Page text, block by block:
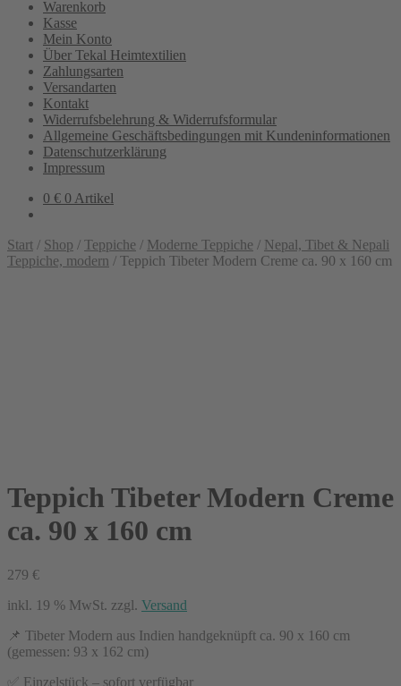
Warenkorb
Kasse
Mein Konto
Über Tekal Heimtextilien
Zahlungsarten
Versandarten
Kontakt
Widerrufsbelehrung & Widerrufsformular
Allgemeine Geschäftsbedingungen mit Kundeninformationen
Datenschutzerklärung
Impressum
0 € 0 Artikel
Start / Shop / Teppiche / Moderne Teppiche / Nepal, Tibet & Nepali
Teppiche, modern / Teppich Tibeter Modern Creme ca. 90 x 160 cm
Teppich Tibeter Modern Creme
ca. 90 x 160 cm
279 €
inkl. 19 % MwSt. zzgl. Versand
📌 Tibeter Modern aus Indien handgeknüpft ca. 90 x 160 cm
(gemessen: 93 x 162 cm)
✅ Einzelstück – sofort verfügbar